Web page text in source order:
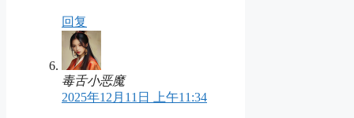
回复
毒舌小恶魔
2025年12月11日 上午11:34